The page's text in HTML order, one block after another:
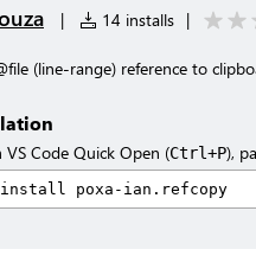
| 14 installs |
(line-range) reference to
VS Code Quick Open (Ctrl+P),